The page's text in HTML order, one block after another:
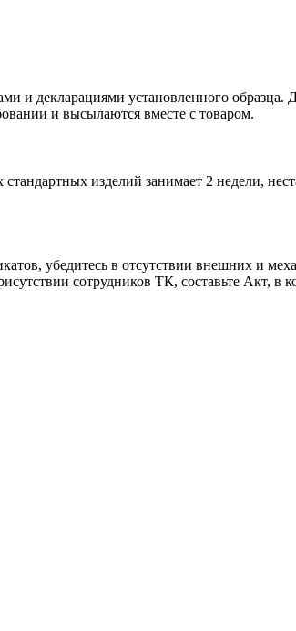
и декларациями установленного образца.
и высылаются вместе с товаром.
изделий занимает 2 недели,
убедитесь в отсутствии внешних и
сотрудников ТК, составьте Акт, в